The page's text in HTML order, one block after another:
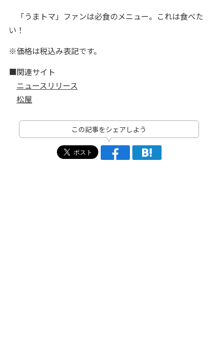
「うまトマ」ファンは必食のメニュー。これは食べた
い！
※価格は税込み表記です。
■関連サイト
ニュースリリース
松屋
この記事をシェアしよう